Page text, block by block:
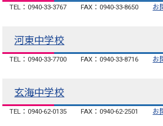
TEL：0940-33-3767 FAX：0940-33-8650 お
河東中学校
TEL：0940-33-7700 FAX：0940-33-8716 お
玄海中学校
TEL：0940-62-0135 FAX：0940-62-2501 お